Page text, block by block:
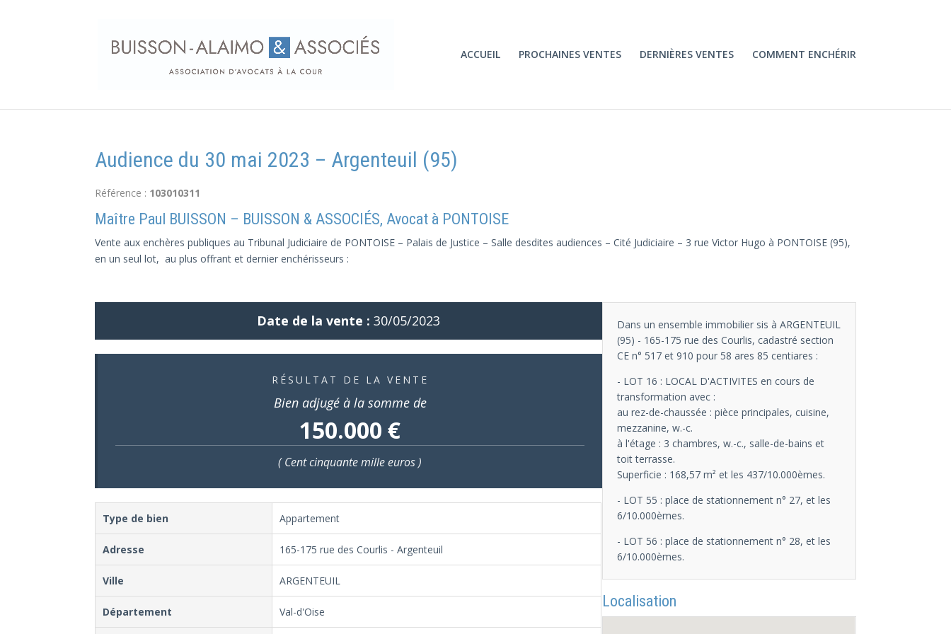
ACCUEIL PROCHAINES VENTES DERNIÈRES VENTES COMMENT ENCHÉRIR
Audience du 30 mai 2023 – Argenteuil (95)
Référence : 103010311
Maître Paul BUISSON – BUISSON & ASSOCIÉS, Avocat à PONTOISE
Vente aux enchères publiques au Tribunal Judiciaire de PONTOISE – Palais de Justice – Salle desdites audiences – Cité Judiciaire – 3 rue Victor Hugo à PONTOISE (95),
en un seul lot, au plus offrant et dernier enchérisseurs :
Date de la vente : 30/05/2023
RÉSULTAT DE LA VENTE
Bien adjugé à la somme de
150.000 €
( Cent cinquante mille euros )
Type de bien Appartement
Adresse 165-175 rue des Courlis - Argenteuil
Ville ARGENTEUIL
Département Val-d'Oise
Dans un ensemble immobilier sis à ARGENTEUIL
(95) - 165-175 rue des Courlis, cadastré section
CE n° 517 et 910 pour 58 ares 85 centiares :
- LOT 16 : LOCAL D'ACTIVITES en cours de
transformation avec :
au rez-de-chaussée : pièce principales, cuisine,
mezzanine, w.-c.
à l'étage : 3 chambres, w.-c., salle-de-bains et
toit terrasse.
Superficie : 168,57 m² et les 437/10.000èmes.
- LOT 55 : place de stationnement n° 27, et les
6/10.000èmes.
- LOT 56 : place de stationnement n° 28, et les
6/10.000èmes.
Localisation